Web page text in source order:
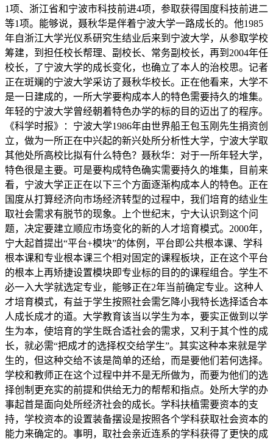
1项、浙江省和宁波市科技前进4项，参取获得国度科技前进二
等1项。能够说，聂秋华是伴着宁波大学一路成长的。他1985
年自浙江大学光仪系研究生结业后来到宁波大学，从参取学校
筹建，到担任校长帮理、副校长、常务副校长，再到2004年任
校长，了宁波大学的成长变化，也确立了本人的治校思。记者
正在斑斓的宁波大学采访了聂秋华校长。正在他看来，大学不
是一日建成的，一所大学要构成本人的特色需要持久的堆集。
年轻的宁波大学曾经朝着特色办学的标的目的迈出了的程序。
《科学时报》：宁波大学1986年由世界船王包玉刚先生捐资创
立，做为一所正在中兴起的新兴处所分析性大学，宁波大学取
其他处所高校比拟有什么特色？聂秋华：对于一所年轻大学，
特色很是主要。可是要构成特色确实需要持久的堆集，目前来
看，宁波大学正正在以下三个方面逐渐构成本人的特色。正在
国度从打算经济向市场经济转型的过程中，我们培育的结业生
取社会需求有脱节的现象。上个世纪末，宁大认识到这个问
题，决定要建立顺应市场变化的新的人才培育模式。2000年，
宁大起首提出“平台+模块”的体例，平台即公共根本课、学科
根本课和专业根本课三个相对固定的课程板块，正在这个平台
的根本上再矫捷设置模块即专业标的目的的课程组合。学生不
必一入大学就选定专业，能够正在2年当前确定专业。这种人
才培育模式，有益于学生按照社会需乞降小我特长选择适合本
人成长成才的道。大学教育该当以学生为本，要实正做到以学
生为本，使培育的学生既合适社会的需求，又利于其个性的成
长，就必需“把成才的选择权交给学生”。其实这种本来就是学
生的，但这种交给不该是简单的还给，而是要他们若何选择。
学校和教师正在这个过程中并不是无所做为，而要为他们的选
择创制更充实的前提和供给无力的帮帮和指点。处所大学的办
事起首是面向处所经济社会的成长。学科扶植需要资本的支
持，学校资本的设置装备摆设是按照各个学科获取社会资本的
能力来确定的。事明，取社会亲近连系的学科获得了更快的成